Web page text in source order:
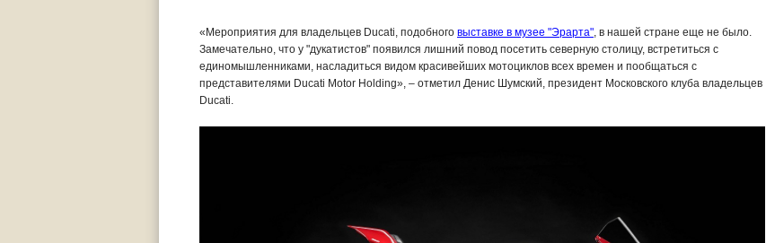
«Мероприятия для владельцев Ducati, подобного выставке в музее "Эрарта", в нашей стране еще не было.
Замечательно, что у "дукатистов" появился лишний повод посетить северную столицу, встретиться с
единомышленниками, насладиться видом красивейших мотоциклов всех времен и пообщаться с
представителями Ducati Motor Holding», – отметил Денис Шумский, президент Московского клуба владельцев
Ducati.